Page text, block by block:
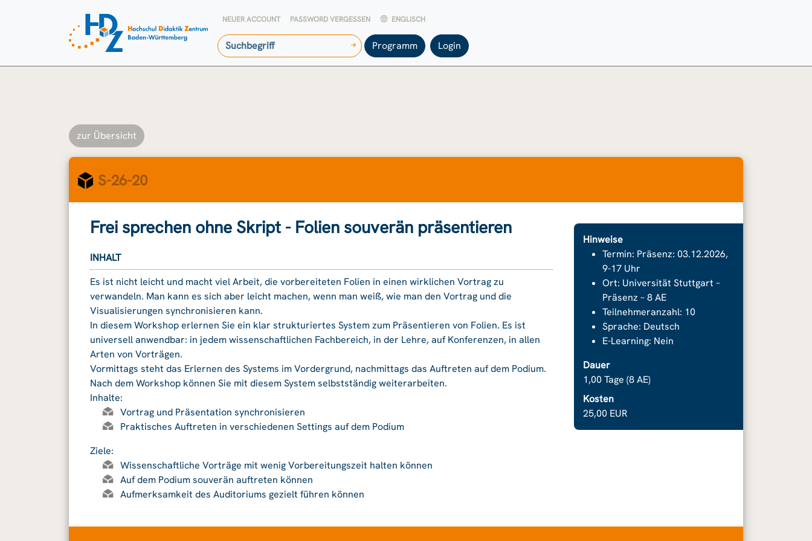
NEUER ACCOUNT PASSWORD VERGESSEN ENGLISCH
Programm Login
zur Übersicht
S-26-20
Frei sprechen ohne Skript - Folien souverän präsentieren
INHALT
Es ist nicht leicht und macht viel Arbeit, die vorbereiteten Folien in einen wirklichen Vortrag zu
verwandeln. Man kann es sich aber leicht machen, wenn man weiß, wie man den Vortrag und die
Visualisierungen synchronisieren kann.
In diesem Workshop erlernen Sie ein klar strukturiertes System zum Präsentieren von Folien. Es ist
universell anwendbar: in jedem wissenschaftlichen Fachbereich, in der Lehre, auf Konferenzen, in allen
Arten von Vorträgen.
Vormittags steht das Erlernen des Systems im Vordergrund, nachmittags das Auftreten auf dem Podium.
Nach dem Workshop können Sie mit diesem System selbstständig weiterarbeiten.
Inhalte:
Vortrag und Präsentation synchronisieren
Praktisches Auftreten in verschiedenen Settings auf dem Podium
Ziele:
Wissenschaftliche Vorträge mit wenig Vorbereitungszeit halten können
Auf dem Podium souverän auftreten können
Aufmerksamkeit des Auditoriums gezielt führen können
Hinweise
Termin: Präsenz: 03.12.2026,
9-17 Uhr
Ort: Universität Stuttgart –
Präsenz – 8 AE
Teilnehmeranzahl: 10
Sprache: Deutsch
E-Learning: Nein
Dauer
1,00 Tage (8 AE)
Kosten
25,00 EUR